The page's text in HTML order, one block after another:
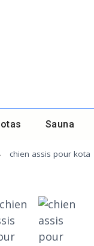
Sauna
chien assis pour kota